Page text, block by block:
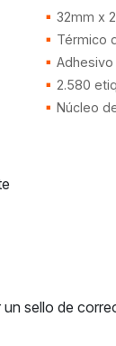
32mm x
Térmico
2.580
Núcleo
un sello de